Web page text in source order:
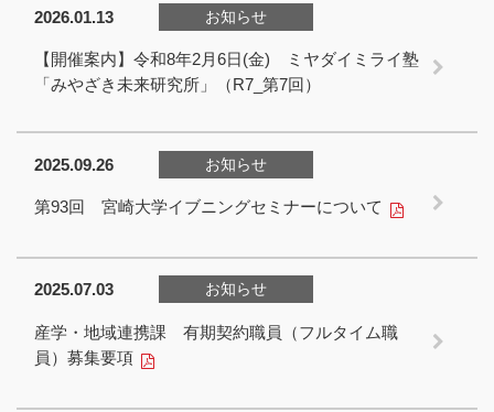
2026.01.13 お知らせ
【開催案内】令和8年2月6日(金) ミヤダイミライ塾
「みやざき未来研究所」（R7_第7回）
2025.09.26 お知らせ
第93回 宮崎大学イブニングセミナーについて
2025.07.03 お知らせ
産学・地域連携課 有期契約職員（フルタイム職
員）募集要項